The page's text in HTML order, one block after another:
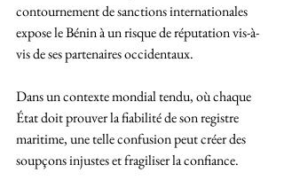
contournement de sanctions internationales
expose le Bénin à un risque de réputation vis-à-
vis de ses partenaires occidentaux.
Dans un contexte mondial tendu, où chaque
État doit prouver la fiabilité de son registre
maritime, une telle confusion peut créer des
soupçons injustes et fragiliser la confiance.